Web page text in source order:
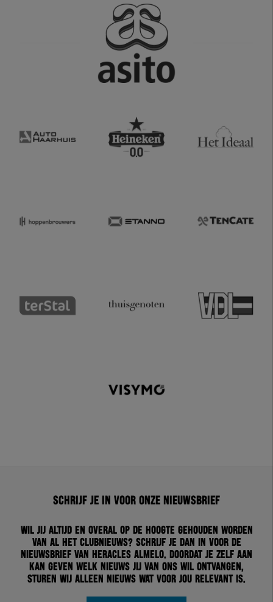
Schrijf je in voor onze nieuwsbrief
Wil jij altijd en overal op de hoogte gehouden worden
van al het clubnieuws? Schrijf je dan in voor de
nieuwsbrief van Heracles Almelo. Doordat je zelf aan
kan geven welk nieuws jij van ons wil ontvangen,
sturen wij alleen nieuws wat voor jou relevant is.